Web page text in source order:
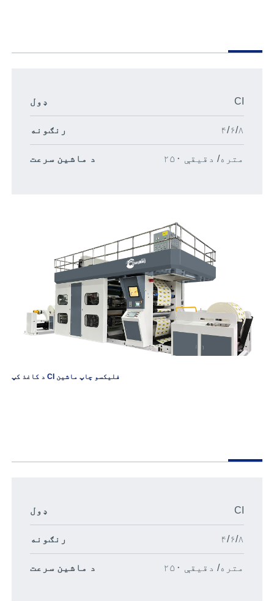
ډول CI
رنګونه ۴/۶/۸
د ماشین سرعت ۲۵۰ متره/ دقیقې
د کاغذ کپ CI فلیکسو چاپ ماشین
ډول CI
رنګونه ۴/۶/۸
د ماشین سرعت ۲۵۰ متره/ دقیقې